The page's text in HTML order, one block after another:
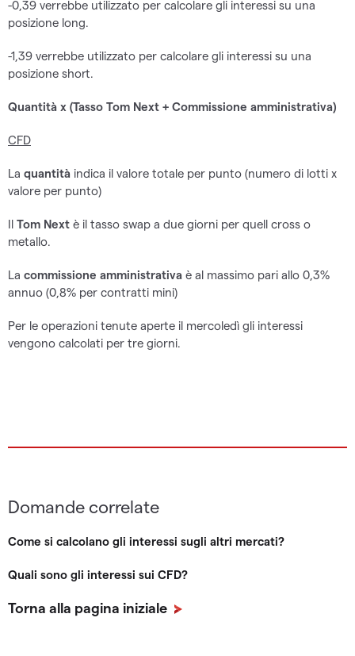
-0,39 verrebbe utilizzato per calcolare gli interessi su una
posizione long.
-1,39 verrebbe utilizzato per calcolare gli interessi su una
posizione short.
Quantità x (Tasso Tom Next + Commissione amministrativa)
CFD
La quantità indica il valore totale per punto (numero di lotti x
valore per punto)
Il Tom Next è il tasso swap a due giorni per quell cross o
metallo.
La commissione amministrativa è al massimo pari allo 0,3%
annuo (0,8% per contratti mini)
Per le operazioni tenute aperte il mercoledì gli interessi
vengono calcolati per tre giorni.
Domande correlate
Come si calcolano gli interessi sugli altri mercati?
Quali sono gli interessi sui CFD?
Torna alla pagina iniziale